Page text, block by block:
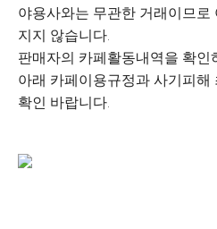
야용사와는 무관한 거래이므
지지 않습니다.
판매자의 카페활동내역을 확인
아래 카페이용규정과 사기피해
확인 바랍니다.